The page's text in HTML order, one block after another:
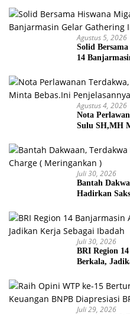
Agustus 5, 2026
Solid
14
Agustus 4, 2026
Nota
Sulu SH,MH
Juli 30, 2026
Bantah
Hadirkan
Juli 30, 2026
BRI Region
Berkala,
Juli 29, 2026